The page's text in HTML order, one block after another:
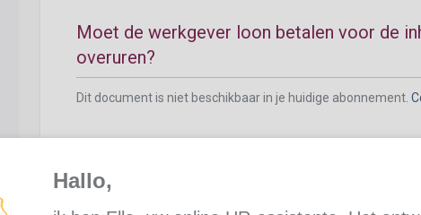
Moet de werkgever loon betalen voor de
overuren?
Dit document is niet beschikbaar in je huidige abonnement.
Hallo,